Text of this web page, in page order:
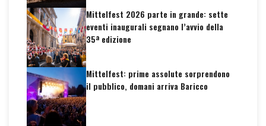
Mittelfest 2026 parte in grande: sette
eventi inaugurali segnano l’avvio della
35ª edizione
Mittelfest: prime assolute sorprendono
il pubblico, domani arriva Baricco